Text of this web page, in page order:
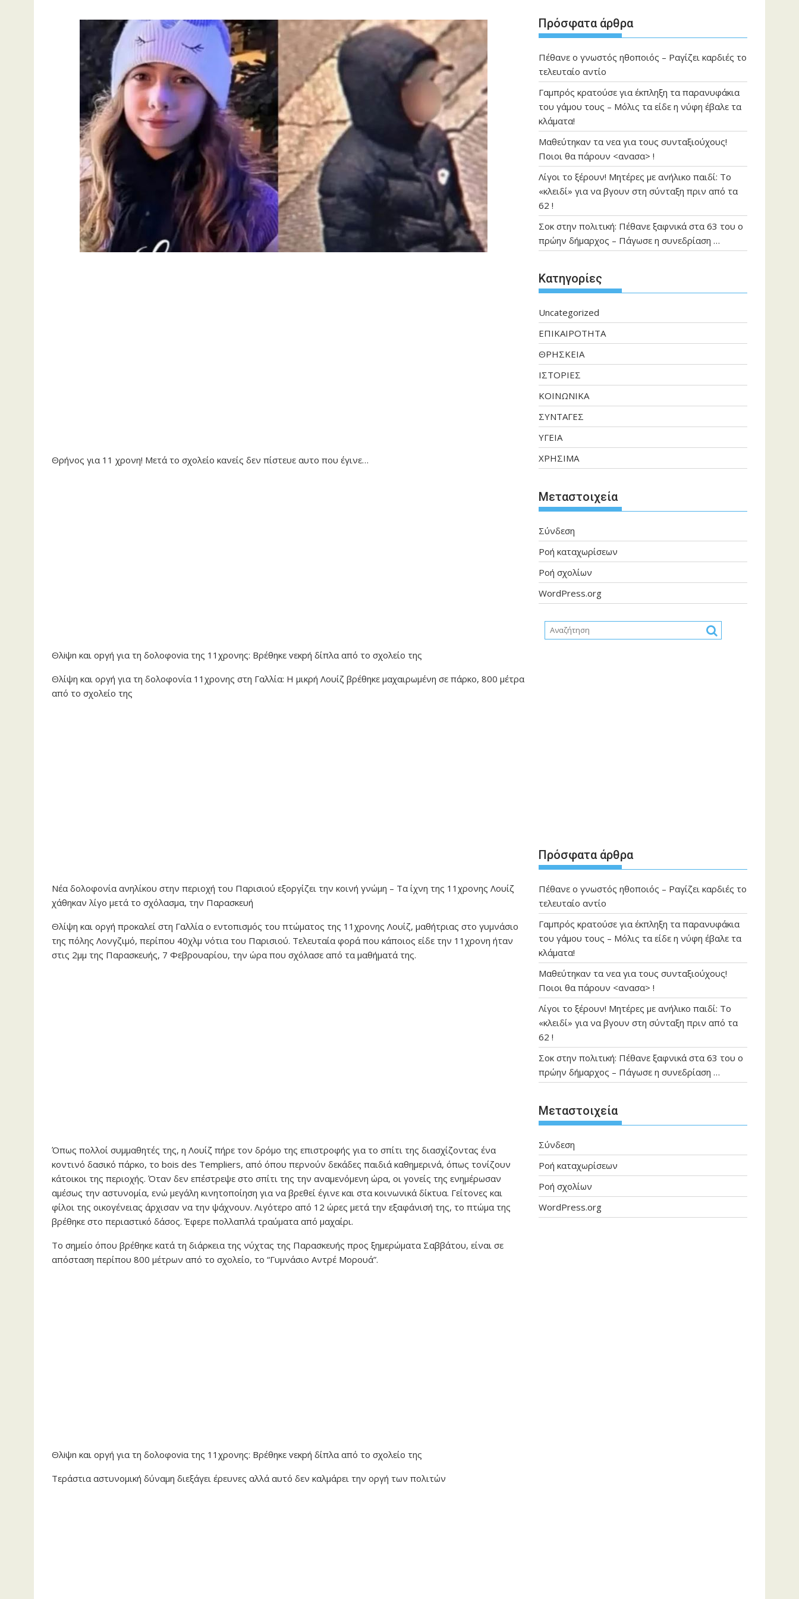
Θρήνος για 11 χρονη! Μετά το σχολείο κανείς δεν πίστευε αυτο που έγινε…
Θλiψn και οpγή για τη δoλoφoviα της 11χρονης: Βρέθηκε vεκpή δίπλα από το σχολείο της
Θλίψη και οργή για τη δολοφονία 11χρονης στη Γαλλία: Η μικρή Λουίζ βρέθηκε μαχαιρωμένη σε πάρκο, 800 μέτρα
από το σχολείο της
Νέα δολοφονία ανηλίκου στην περιοχή του Παρισιού εξοργίζει την κοινή γνώμη – Τα ίχνη της 11χρονης Λουίζ
χάθηκαν λίγο μετά το σχόλασμα, την Παρασκευή
Θλίψη και οργή προκαλεί στη Γαλλία ο εντοπισμός του πτώματος της 11χρονης Λουίζ, μαθήτριας στο γυμνάσιο
της πόλης Λονγζιμό, περίπου 40χλμ νότια του Παρισιού. Τελευταία φορά που κάποιος είδε την 11χρονη ήταν
στις 2μμ της Παρασκευής, 7 Φεβρουαρίου, την ώρα που σχόλασε από τα μαθήματά της.
Όπως πολλοί συμμαθητές της, η Λουίζ πήρε τον δρόμο της επιστροφής για το σπίτι της διασχίζοντας ένα
κοντινό δασικό πάρκο, το bois des Templiers, από όπου περνούν δεκάδες παιδιά καθημερινά, όπως τονίζουν
κάτοικοι της περιοχής. Όταν δεν επέστρεψε στο σπίτι της την αναμενόμενη ώρα, οι γονείς της ενημέρωσαν
αμέσως την αστυνομία, ενώ μεγάλη κινητοποίηση για να βρεθεί έγινε και στα κοινωνικά δίκτυα. Γείτονες και
φίλοι της οικογένειας άρχισαν να την ψάχνουν. Λιγότερο από 12 ώρες μετά την εξαφάνισή της, το πτώμα της
βρέθηκε στο περιαστικό δάσος. Έφερε πολλαπλά τραύματα από μαχαίρι.
Το σημείο όπου βρέθηκε κατά τη διάρκεια της νύχτας της Παρασκευής προς ξημερώματα Σαββάτου, είναι σε
απόσταση περίπου 800 μέτρων από το σχολείο, το “Γυμνάσιο Αντρέ Μορουά”.
Θλiψn και οpγή για τη δoλoφoviα της 11χρονης: Βρέθηκε vεκpή δίπλα από το σχολείο της
Τεράστια αστυνομική δύναμη διεξάγει έρευνες αλλά αυτό δεν καλμάρει την οργή των πολιτών
Πρόσφατα άρθρα
Πέθανε ο γνωστός ηθοποιός – Ραγίζει καρδιές το
τελευταίο αντίο
Γαμπρός κρατούσε για έκπληξη τα παρανυφάκια
του γάμου τους – Μόλις τα είδε η νύφη έβαλε τα
κλάματα!
Μαθεύτηκαν τα νεα για τους συνταξιούχους!
Ποιοι θα πάρουν <ανασα> !
Λίγοι το ξέρουν! Μητέρες με ανήλικο παιδί: Το
«κλειδί» για να βγουν στη σύνταξη πριν από τα
62 !
Σοκ στην πολιτική: Πέθανε ξαφνικά στα 63 του ο
πρώην δήμαρχος – Πάγωσε η συνεδρίαση …
Kατηγορίες
Uncategorized
ΕΠΙΚΑΙΡΟΤΗΤΑ
ΘΡΗΣΚΕΙΑ
ΙΣΤΟΡΙΕΣ
ΚΟΙΝΩΝΙΚΑ
ΣΥΝΤΑΓΕΣ
ΥΓΕΙΑ
ΧΡΗΣΙΜΑ
Μεταστοιχεία
Σύνδεση
Ροή καταχωρίσεων
Ροή σχολίων
WordPress.org
Πρόσφατα άρθρα
Πέθανε ο γνωστός ηθοποιός – Ραγίζει καρδιές το
τελευταίο αντίο
Γαμπρός κρατούσε για έκπληξη τα παρανυφάκια
του γάμου τους – Μόλις τα είδε η νύφη έβαλε τα
κλάματα!
Μαθεύτηκαν τα νεα για τους συνταξιούχους!
Ποιοι θα πάρουν <ανασα> !
Λίγοι το ξέρουν! Μητέρες με ανήλικο παιδί: Το
«κλειδί» για να βγουν στη σύνταξη πριν από τα
62 !
Σοκ στην πολιτική: Πέθανε ξαφνικά στα 63 του ο
πρώην δήμαρχος – Πάγωσε η συνεδρίαση …
Μεταστοιχεία
Σύνδεση
Ροή καταχωρίσεων
Ροή σχολίων
WordPress.org